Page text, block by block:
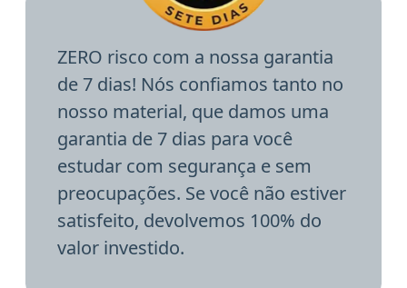
ZERO risco com a nossa garantia
de 7 dias! Nós confiamos tanto no
nosso material, que damos uma
garantia de 7 dias para você
estudar com segurança e sem
preocupações. Se você não estiver
satisfeito, devolvemos 100% do
valor investido.